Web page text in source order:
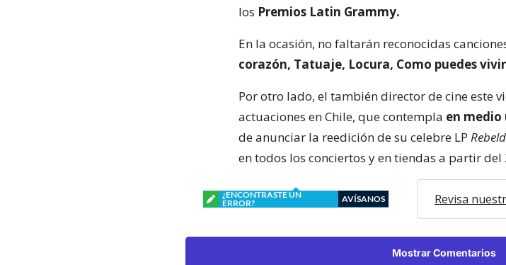
los Premios Latin Grammy.
En la ocasión, no faltarán reconocidas
corazón, Tatuaje, Locura, Como puedes
Por otro lado, el también director de cine este
actuaciones en Chile, que contempla en
de anunciar la reedición de su celebre LP
en todos los conciertos y en tiendas a partir del
¿ENCONTRASTE UN
ERROR?
AVÍSANOS Revisa
Mostrar Comentarios